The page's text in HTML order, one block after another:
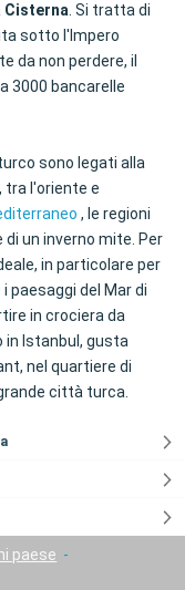
Cisterna. Si tratta di
sotto l'Impero
da non perdere, il
3000 bancarelle
sono legati alla
tra l'oriente e
, le regioni
un inverno mite. Per
in particolare per
paesaggi del Mar di
in crociera da
in Istanbul, gusta
nel quartiere di
città turca.
paese